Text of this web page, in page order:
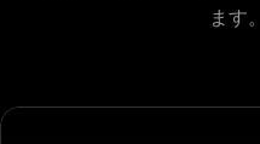
ます。